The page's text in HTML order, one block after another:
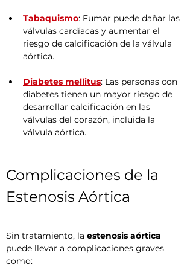
Tabaquismo: Fumar puede dañar las
válvulas cardíacas y aumentar el
riesgo de calcificación de la válvula
aórtica.
Diabetes mellitus: Las personas con
diabetes tienen un mayor riesgo de
desarrollar calcificación en las
válvulas del corazón, incluida la
válvula aórtica.
Complicaciones de la
Estenosis Aórtica
Sin tratamiento, la estenosis aórtica
puede llevar a complicaciones graves
como: